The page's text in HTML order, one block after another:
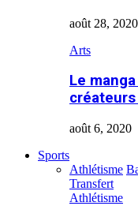
août 28, 2020
Arts
Le
août 6, 2020
Sports
Athlétisme
Transfert
Athlétisme